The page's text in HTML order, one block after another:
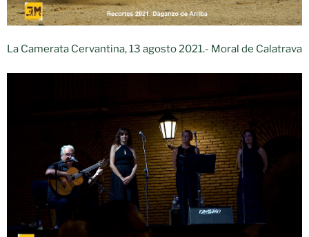
La Camerata Cervantina, 13 agosto 2021.- Moral de Calatrava